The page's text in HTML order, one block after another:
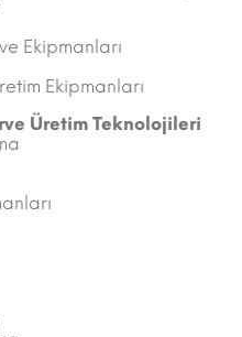
Ekipmanları
Ekipmanları
Üretim Teknolojileri